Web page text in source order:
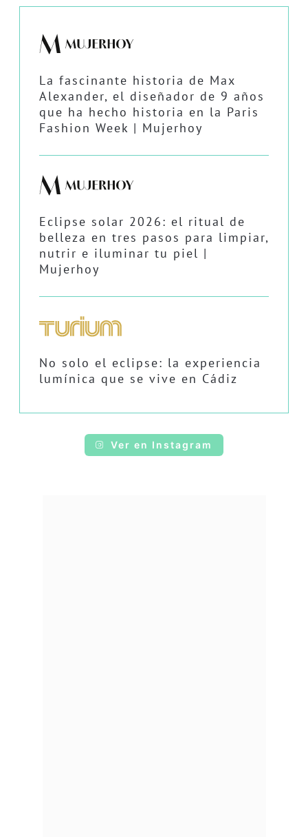
La fascinante historia de Max
Alexander, el diseñador de 9 años
que ha hecho historia en la Paris
Fashion Week | Mujerhoy
Eclipse solar 2026: el ritual de
belleza en tres pasos para limpiar,
nutrir e iluminar tu piel |
Mujerhoy
No solo el eclipse: la experiencia
lumínica que se vive en Cádiz
Ver en Instagram